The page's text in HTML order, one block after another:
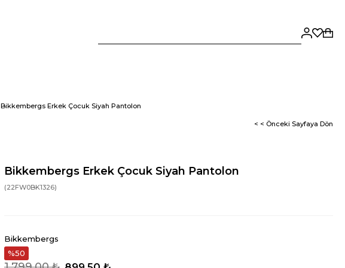
Bikkembergs Erkek Çocuk Siyah Pantolon
< < Önceki Sayfaya Dön
Bikkembergs Erkek Çocuk Siyah Pantolon
(22FW0BK1326)
Bikkembergs
50